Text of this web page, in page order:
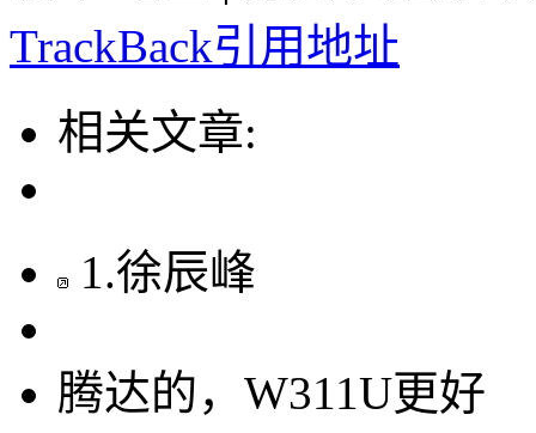
TrackBack引用地址
相关文章:
1.徐辰峰
腾达的，W311U更好